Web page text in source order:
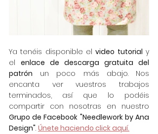
Ya tenéis disponible el video tutorial y
el enlace de descarga gratuita del
patrón un poco más abajo. Nos
encanta ver vuestros trabajos
terminados, así que lo podéis
Grupo de Facebook "Needlework by Ana
Design". Únete haciendo click aquí.